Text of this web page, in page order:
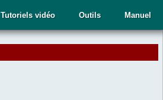
Manuel
Outils
Tutoriels vidéo